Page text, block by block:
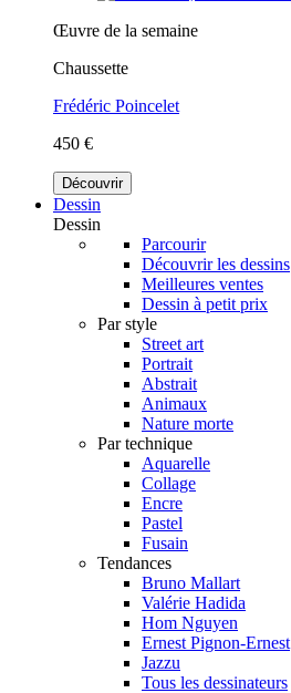
Œuvre de la semaine
Chaussette
Frédéric Poincelet
450 €
Découvrir
Dessin
Dessin
Parcourir
Découvrir les dessins
Meilleures ventes
Dessin à petit prix
Par style
Street art
Portrait
Abstrait
Animaux
Nature morte
Par technique
Aquarelle
Collage
Encre
Pastel
Fusain
Tendances
Bruno Mallart
Valérie Hadida
Hom Nguyen
Ernest Pignon-Ernest
Jazzu
Tous les dessinateurs